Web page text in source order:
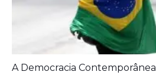
A Democracia Contemporânea